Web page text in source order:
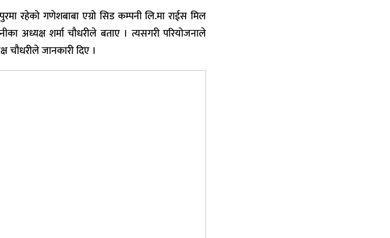
रहेको गणेशबाबा एग्रो सिड कम्पनी लि.मा राईस मिल
अध्यक्ष शर्मा चौधरीले बताए । त्यसगरी परियोजनाले
चौधरीले जानकारी दिए ।